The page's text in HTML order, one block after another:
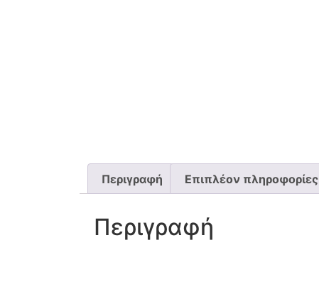
Περιγραφή Επιπλέον πληροφορίες
Περιγραφή